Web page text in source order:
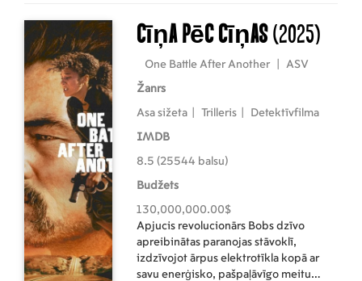
Cīņa pēc cīņas(2025)
One Battle After Another ASV
Žanrs
Asa sižeta Trilleris Detektīvfilma
IMDB
8.5 (25544 balsu)
Budžets
130,000,000.00$
Apjucis revolucionārs Bobs dzīvo
apreibinātas paranojas stāvoklī,
izdzīvojot ārpus elektrotīkla kopā ar
savu enerģisko, pašpaļāvīgo meitu